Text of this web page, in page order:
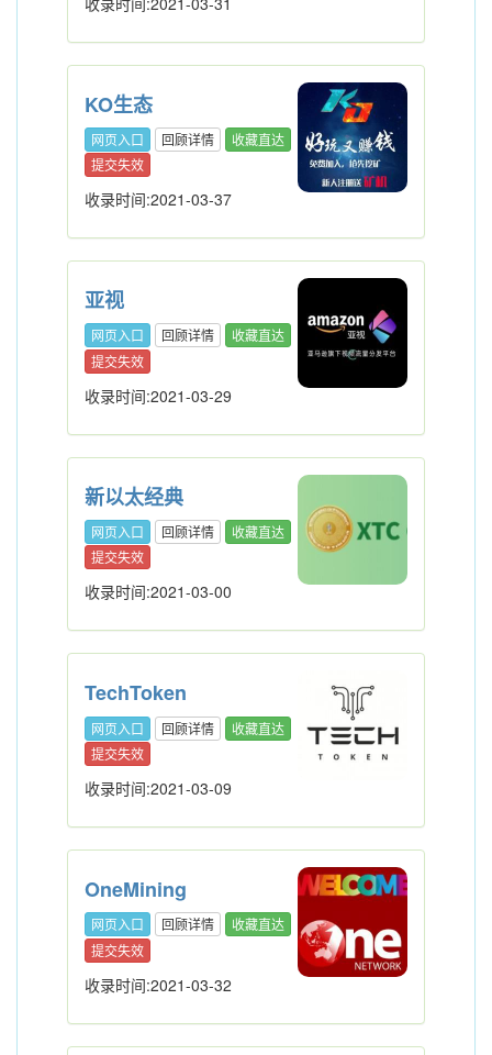
KO生态
网页入口 回顾详情
收藏直达
提交失效
收录时间:2021-03-37
亚视
网页入口 回顾详情
收藏直达
提交失效
收录时间:2021-03-29
新以太经典
网页入口 回顾详情
收藏直达
提交失效
收录时间:2021-03-00
TechToken
网页入口 回顾详情
收藏直达
提交失效
收录时间:2021-03-09
OneMining
网页入口 回顾详情
收藏直达
提交失效
收录时间:2021-03-32